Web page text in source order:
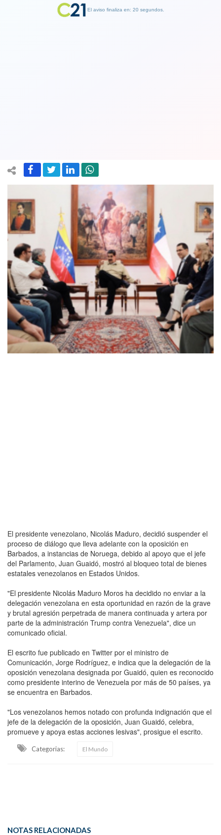
El presidente venezolano, Nicolás Maduro, decidió suspender el
proceso de diálogo que lleva adelante con la oposición en
Barbados, a instancias de Noruega, debido al apoyo que el jefe
del Parlamento, Juan Guaidó, mostró al bloqueo total de bienes
estatales venezolanos en Estados Unidos.
"El presidente Nicolás Maduro Moros ha decidido no enviar a la
delegación venezolana en esta oportunidad en razón de la grave
y brutal agresión perpetrada de manera continuada y artera por
parte de la administración Trump contra Venezuela", dice un
comunicado oficial.
El escrito fue publicado en Twitter por el ministro de
Comunicación, Jorge Rodríguez, e indica que la delegación de la
oposición venezolana designada por Guaidó, quien es reconocido
como presidente interino de Venezuela por más de 50 países, ya
se encuentra en Barbados.
"Los venezolanos hemos notado con profunda indignación que el
jefe de la delegación de la oposición, Juan Guaidó, celebra,
promueve y apoya estas acciones lesivas", prosigue el escrito.
Categorias: El Mundo
NOTAS RELACIONADAS
El aviso finaliza en: 19 segundos.